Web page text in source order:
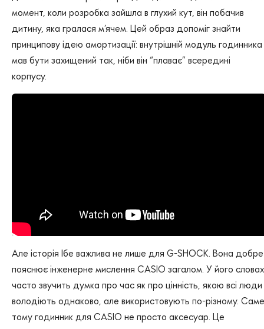
момент, коли розробка зайшла в глухий кут, він побачив
дитину, яка гралася м’ячем. Цей образ допоміг знайти
принципову ідею амортизації: внутрішній модуль годинника
мав бути захищений так, ніби він “плаває” всередині
корпусу.
Але історія Ібе важлива не лише для G-SHOCK. Вона добре
пояснює інженерне мислення CASIO загалом. У його словах
часто звучить думка про час як про цінність, якою всі люди
володіють однаково, але використовують по-різному. Саме
тому годинник для CASIO не просто аксесуар. Це